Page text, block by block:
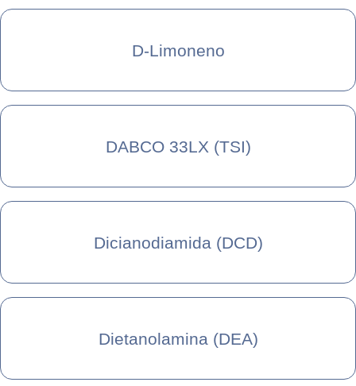
D-Limoneno
DABCO 33LX (TSI)
Dicianodiamida (DCD)
Dietanolamina (DEA)